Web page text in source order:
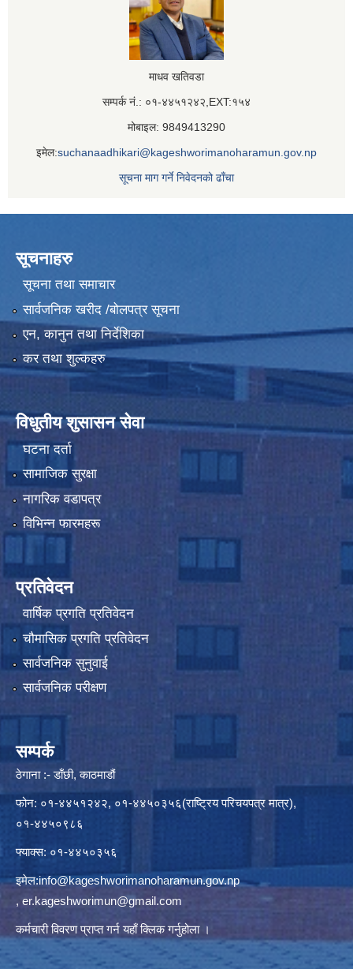
माधव खतिवडा
सम्पर्क नं.: ०१-४४५१२४२,EXT:१५४
मोबाइल: 9849413290
इमेल:suchanaadhikari@kageshworimanoharamun.gov.np
सूचना माग गर्ने निवेदनको ढाँचा
सूचनाहरु
सूचना तथा समाचार
सार्वजनिक खरीद /बोलपत्र सूचना
एन, कानुन तथा निर्देशिका
कर तथा शुल्कहरु
विधुतीय शुसासन सेवा
घटना दर्ता
सामाजिक सुरक्षा
नागरिक वडापत्र
विभिन्न फारमहरू
प्रतिवेदन
वार्षिक प्रगति प्रतिवेदन
चौमासिक प्रगति प्रतिवेदन
सार्वजनिक सुनुवाई
सार्वजनिक परीक्षण
सम्पर्क
ठेगाना :- डाँछी, काठमाडौं
फोन: ०१-४४५१२४२, ०१-४४५०३५६(राष्ट्रिय परिचयपत्र मात्र),
०१-४४५०९८६
फ्याक्स: ०१-४४५०३५६
इमेल:info@kageshworimanoharamun.gov.np
, er.kageshworimun@gmail.com
कर्मचारी विवरण प्राप्त गर्नयहाँ क्लिकगर्नुहोला ।